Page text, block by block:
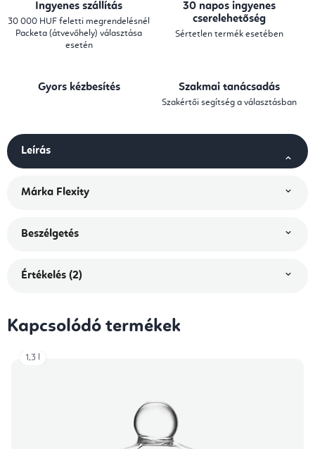
Ingyenes szállítás
30 000 HUF feletti megrendelésnél
Packeta (átvevőhely) választása
esetén
30 napos ingyenes
cserelehetőség
Sértetlen termék esetében
Gyors kézbesítés Szakmai tanácsadás
Szakértői segítség a választásban
Leírás
Márka Flexity
Beszélgetés
Értékelés (2)
Kapcsolódó termékek
1,3 l